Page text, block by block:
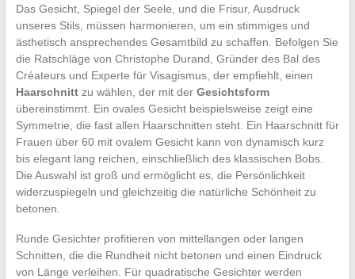
Das Gesicht, Spiegel der Seele, und die Frisur, Ausdruck
unseres Stils, müssen harmonieren, um ein stimmiges und
ästhetisch ansprechendes Gesamtbild zu schaffen. Befolgen Sie
die Ratschläge von Christophe Durand, Gründer des Bal des
Créateurs und Experte für Visagismus, der empfiehlt, einen
Haarschnittzu wählen, der mit der Gesichtsform
übereinstimmt. Ein ovales Gesicht beispielsweise zeigt eine
Symmetrie, die fast allen Haarschnitten steht. Ein Haarschnitt für
Frauen über 60 mit ovalem Gesicht kann von dynamisch kurz
bis elegant lang reichen, einschließlich des klassischen Bobs.
Die Auswahl ist groß und ermöglicht es, die Persönlichkeit
widerzuspiegeln und gleichzeitig die natürliche Schönheit zu
betonen.
Runde Gesichter profitieren von mittellangen oder langen
Schnitten, die die Rundheit nicht betonen und einen Eindruck
von Länge verleihen. Für quadratische Gesichter werden